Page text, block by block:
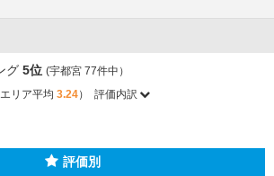
グ 5位 (宇都宮 77件中）
エリア平均 3.24） 評価内訳
評価別